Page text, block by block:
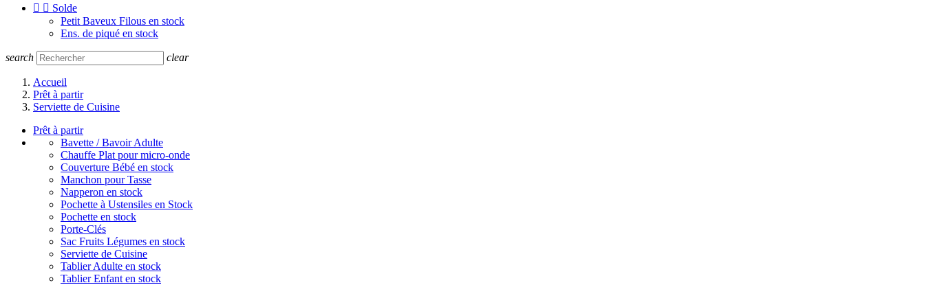
  Solde
Petit Baveux Filous en stock
Ens. de piqué en stock
search clear
Accueil
Prêt à partir
Serviette de Cuisine
Prêt à partir
Bavette / Bavoir Adulte
Chauffe Plat pour micro-onde
Couverture Bébé en stock
Manchon pour Tasse
Napperon en stock
Pochette à Ustensiles en Stock
Pochette en stock
Porte-Clés
Sac Fruits Légumes en stock
Serviette de Cuisine
Tablier Adulte en stock
Tablier Enfant en stock